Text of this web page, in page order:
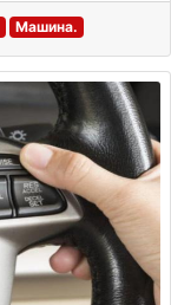
Машина.